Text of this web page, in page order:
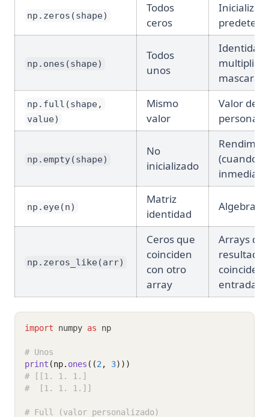
np.zeros(shape)
Todos
ceros
np.ones(shape)
Todos
unos
Identidad
mascaras
np.full(shape,
value)
Mismo
valor
Valor de
np.empty(shape)
No
inicializado
(cuando
np.eye(n)
Matriz
identidad
Algebra
np.zeros_like(arr)
Ceros que
coinciden
con otro
array
Arrays de
resultado
coinciden
entrada
import numpy as np
# Unos
print (np. ones ((2 , 3)))
# [[1. 1. 1.]
#  [1. 1. 1.]]
# Full (valor personalizado)